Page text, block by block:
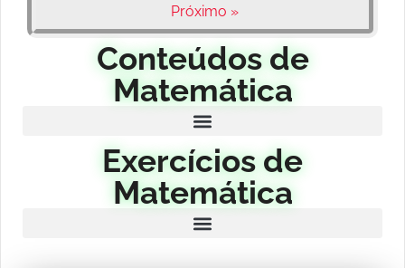
Próximo »
Conteúdos de
Matemática
Exercícios de
Matemática